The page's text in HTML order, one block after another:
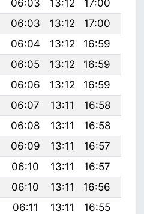
06:03 13:12 17:00
06:03 13:12 17:00
06:04 13:12 16:59
06:05 13:12 16:59
06:06 13:12 16:59
06:07 13:11 16:58
06:08 13:11 16:58
06:09 13:11 16:57
06:10 13:11 16:57
06:10 13:11 16:56
06:11 13:11 16:55